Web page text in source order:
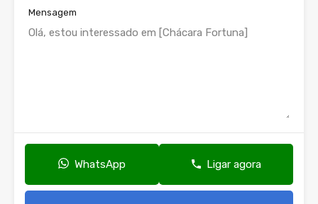
Mensagem
WhatsApp Ligar agora